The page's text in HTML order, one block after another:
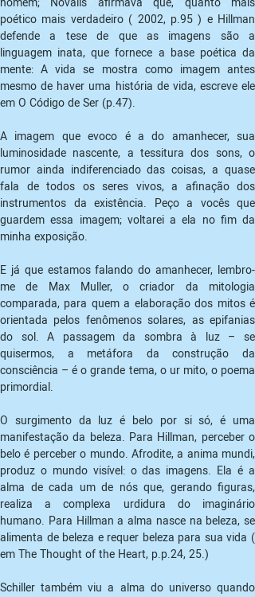
poético mais verdadeiro ( 2002, p.95 ) e Hillman
defende a tese de que as imagens são a
linguagem inata, que fornece a base poética da
mente: A vida se mostra como imagem antes
mesmo de haver uma história de vida, escreve ele
em O Código de Ser (p.47).
A imagem que evoco é a do amanhecer, sua
luminosidade nascente, a tessitura dos sons, o
rumor ainda indiferenciado das coisas, a quase
fala de todos os seres vivos, a afinação dos
instrumentos da existência. Peço a vocês que
guardem essa imagem; voltarei a ela no fim da
minha exposição.
E já que estamos falando do amanhecer, lembro-
me de Max Muller, o criador da mitologia
comparada, para quem a elaboração dos mitos é
orientada pelos fenômenos solares, as epifanias
do sol. A passagem da sombra à luz – se
quisermos, a metáfora da construção da
consciência – é o grande tema, o ur mito, o poema
primordial.
O surgimento da luz é belo por si só, é uma
manifestação da beleza. Para Hillman, perceber o
belo é perceber o mundo. Afrodite, a anima mundi,
produz o mundo visível: o das imagens. Ela é a
alma de cada um de nós que, gerando figuras,
realiza a complexa urdidura do imaginário
humano. Para Hillman a alma nasce na beleza, se
alimenta de beleza e requer beleza para sua vida (
em The Thought of the Heart, p.p.24, 25.)
Schiller também viu a alma do universo quando